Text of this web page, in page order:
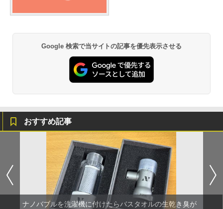
Google 検索で当サイトの記事を優先表示させる
おすすめ記事
ナノバブルを洗濯機に付けたらバスタオルの生乾き臭が